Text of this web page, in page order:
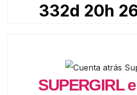
332d 20h
SUPERGIRL